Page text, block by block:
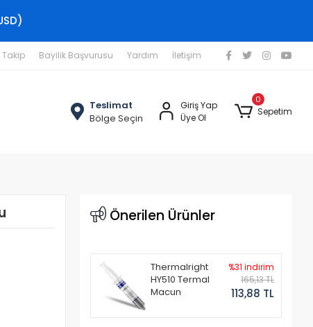
Takip Bayilik Başvurusu Yardım İletişim
Teslimat
Bölge Seçin
Giriş Yap
Üye Ol
0
Sepetim
Önerilen Ürünler
Thermalright
HY510 Termal
Macun
%31 indirim
165,13 TL
113,88 TL